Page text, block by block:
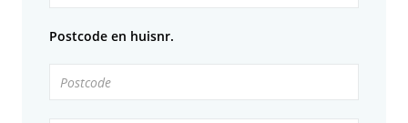
Postcode en huisnr.
Postcode